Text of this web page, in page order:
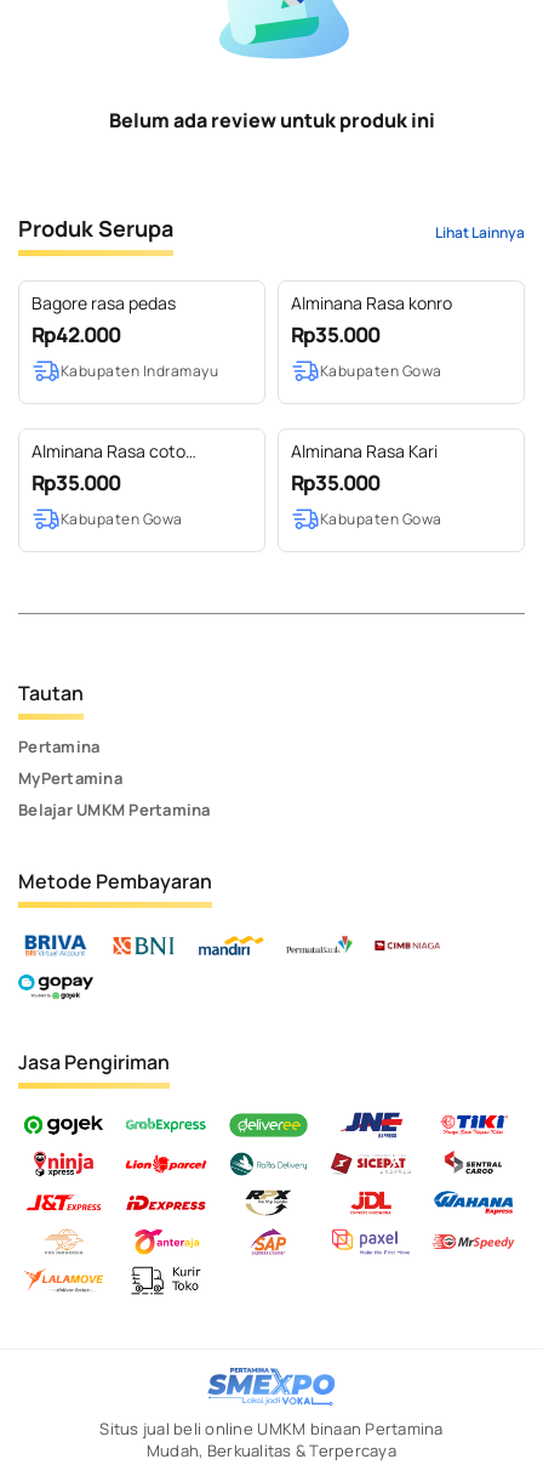
Belum ada review untuk produk ini
Produk Serupa Lihat Lainnya
Bagore rasa pedas
Rp42.000
Kabupaten Indramayu
Alminana Rasa konro
Rp35.000
Kabupaten Gowa
Alminana Rasa coto
Makassar
Rp35.000
Kabupaten Gowa
Alminana Rasa Kari
Rp35.000
Kabupaten Gowa
Tautan
Pertamina
MyPertamina
Belajar UMKM Pertamina
Metode Pembayaran
Jasa Pengiriman
Situs jual beli online UMKM binaan Pertamina
Mudah, Berkualitas & Terpercaya